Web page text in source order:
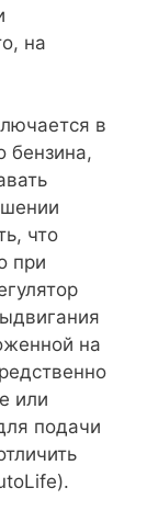
на
в
бензина,
что
при
на
или
подачи